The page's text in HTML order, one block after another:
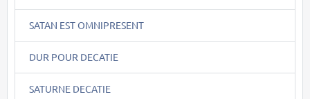
SATAN EST OMNIPRESENT
DUR POUR DECATIE
SATURNE DECATIE